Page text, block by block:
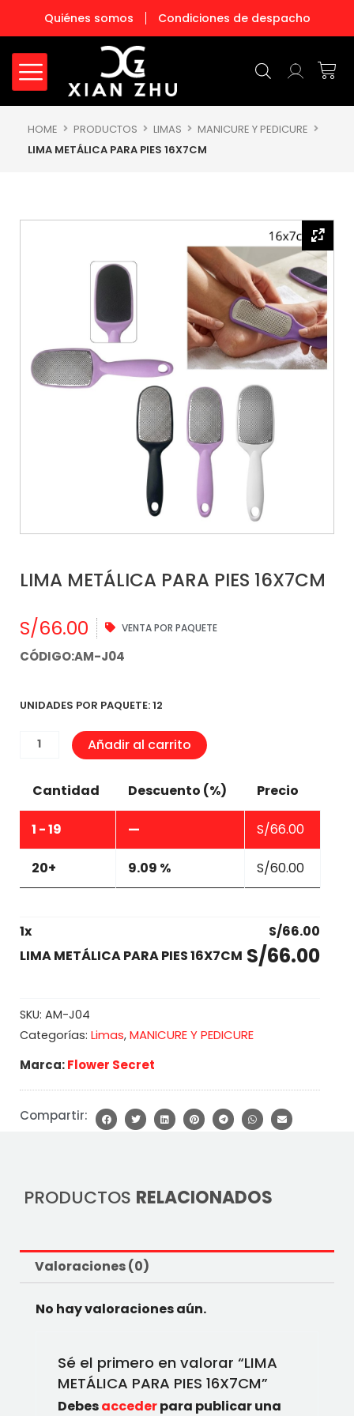
contenido
Quiénes somos Condiciones de despacho
HOME PRODUCTOS LIMAS
MANICURE Y PEDICURE
LIMA METÁLICA PARA PIES 16X7CM
LIMA METÁLICA PARA PIES 16X7CM
S/66.00 VENTA POR PAQUETE
CÓDIGO:AM-J04
UNIDADES POR PAQUETE: 12
LIMA
METÁLICA
16X7CM
Añadir al carrito
Cantidad Descuento (%) Precio
1 - 19 — S/66.00
20+ 9.09 % S/60.00
1x S/66.00
LIMA METÁLICA PARA PIES 16X7CM S/66.00
SKU: AM-J04
Categorías: Limas, MANICURE Y PEDICURE
Marca:Flower Secret
Compartir:
PRODUCTOS RELACIONADOS
Valoraciones (0)
No hay valoraciones aún.
Sé el primero en valorar “LIMA
METÁLICA PARA PIES 16X7CM”
Debesaccederpara publicar una